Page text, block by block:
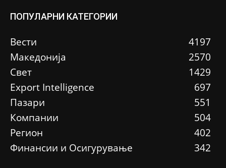
ПОПУЛАРНИ КАТЕГОРИИ
Вести
4197
Македонија
2570
Свет
1429
Еxport Intelligence
697
Пазари
551
Компании
504
Регион
402
Финансии и Осигурување
342